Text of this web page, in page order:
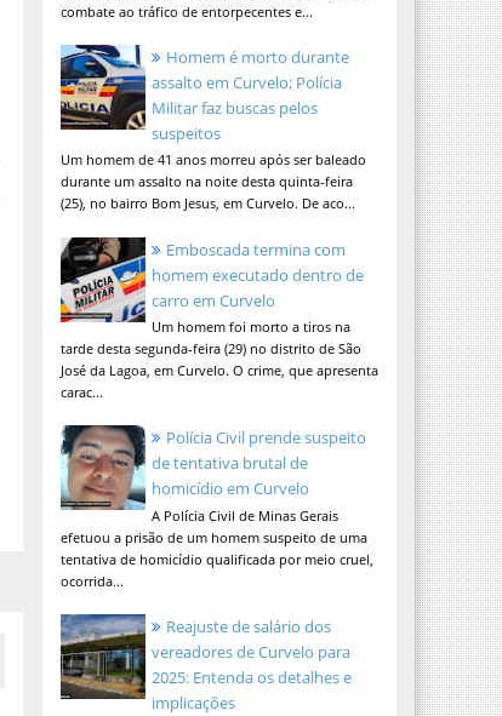
combate ao tráfico de entorpecentes e...
Homem é morto durante
assalto em Curvelo; Polícia
Militar faz buscas pelos
suspeitos
Um homem de 41 anos morreu após ser baleado
durante um assalto na noite desta quinta-feira
(25), no bairro Bom Jesus, em Curvelo. De aco...
Emboscada termina com
homem executado dentro de
carro em Curvelo
Um homem foi morto a tiros na
tarde desta segunda-feira (29) no distrito de São
José da Lagoa, em Curvelo. O crime, que apresenta
carac...
Polícia Civil prende suspeito
de tentativa brutal de
homicídio em Curvelo
A Polícia Civil de Minas Gerais
efetuou a prisão de um homem suspeito de uma
tentativa de homicídio qualificada por meio cruel,
ocorrida...
Reajuste de salário dos
vereadores de Curvelo para
2025: Entenda os detalhes e
implicações